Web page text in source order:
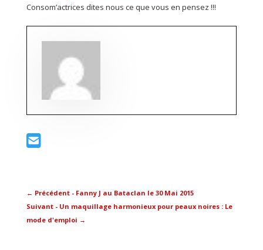
Consom’actrices dites nous ce que vous en pensez !!!
← Précédent - Fanny J au Bataclan le 30 Mai 2015
Suivant - Un maquillage harmonieux pour peaux noires : Le
mode d'emploi →